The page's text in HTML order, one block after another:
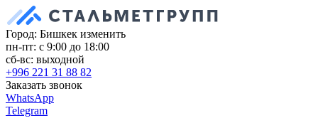
Город: Бишкек изменить
пн-пт: с 9:00 до 18:00
сб-вс: выходной
+996 221 31 88 82
Заказать звонок
WhatsApp
Telegram